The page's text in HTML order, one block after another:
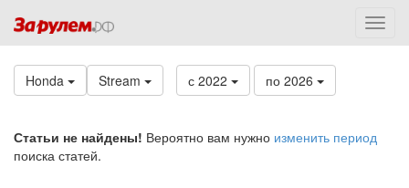
Honda Stream с 2022 по 2026
Статьи не найдены! Вероятно вам нужно изменить период
поиска статей.